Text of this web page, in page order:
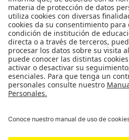
Universidad de los Andes | Vigilada
Universidad: Decreto 1297 del
Reconocimiento personería jurídica:
1949
Con el apoyo de